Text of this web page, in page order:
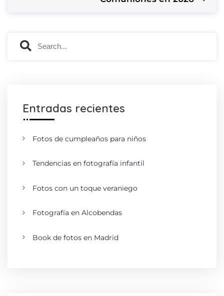
Entradas recientes
Fotos de cumpleaños para niños
Tendencias en fotografía infantil
Fotos con un toque veraniego
Fotografía en Alcobendas
Book de fotos en Madrid